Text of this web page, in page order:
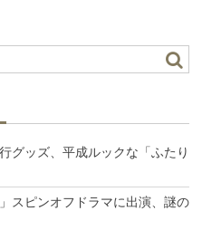
グッズ、平成ルックな「ふたり
スピンオフドラマに出演、謎の